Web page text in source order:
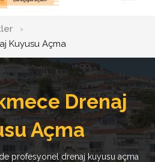
›
Kuyusu Açma
Drenaj
Açma
profesyonel drenaj kuyusu açma